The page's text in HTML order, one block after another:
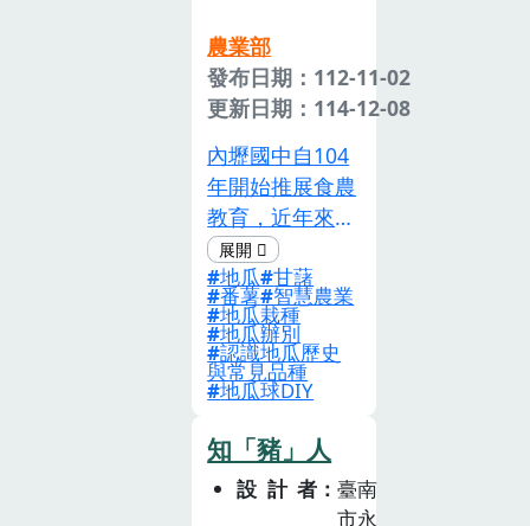
農」課程理念從
學校教育出發，
增進學生與土
的連結，除了實
際植栽之外，亦
將鄰近本校的新
北市果菜批發市
場納入課程設
計，讓學生實際
參觀並認識農產
品的產銷流程，
的歷程，並進行
生涯試探。
農業部
發布日期：112-11-02
更新日期：114-12-08
內壢國中自104
年開始推展食農
教育，近年來持
續精進教學內
涵，拓展學生多
元學習經驗。
107年起利用校
內閒置空地，建
置「內中食農花
園」，帶領學生
親近土地、實際
耕種，進一步發
地瓜 甘藷
番薯 智慧農業
地瓜栽種
地瓜辦別
認識地瓜歷史
與常見品種
地瓜球DIY
知「豬」人
設計者
臺南
市永